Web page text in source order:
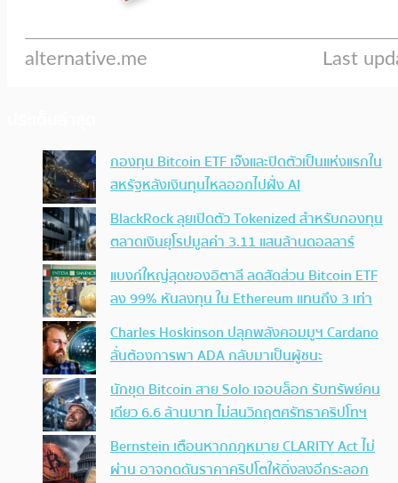
กองทุน Bitcoin ETF เจ๊งและปิดตัวเป็นแห่งแรกใน
สหรัฐหลังเงินทุนไหลออกไปฝั่ง AI
BlackRock ลุยเปิดตัว Tokenized สำหรับกองทุน
ตลาดเงินยุโรปมูลค่า 3.11 แสนล้านดอลลาร์
แบงก์ใหญ่สุดของอิตาลี ลดสัดส่วน Bitcoin ETF
ลง 99% หันลงทุน ใน Ethereum แทนถึง 3 เท่า
Charles Hoskinson ปลุกพลังคอมมูฯ Cardano
ลั่นต้องการพา ADA กลับมาเป็นผู้ชนะ
นักขุด Bitcoin สาย Solo เจอบล็อก รับทรัพย์คน
เดียว 6.6 ล้านบาท ไม่สนวิกฤตศรัทธาคริปโทฯ
Bernstein เตือนหากกฎหมาย CLARITY Act ไม่
ผ่าน อาจกดดันราคาคริปโตให้ดิ่งลงอีกระลอก